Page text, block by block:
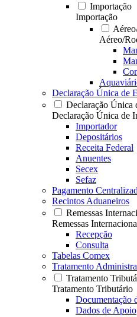
Importação
Importação
Aéreo/
Declaração Única de
Declaração Única
Declaração Única de
Importador
Depositários
Receita Federal
Anuentes
Secex
Sefaz
Pagamento
Recintos Aduaneiros
Remessas
Remessas
Recepção
Consulta
Tabelas Comex
Tratamento
Tratamento
Tratamento Tributário
Documentação
Dados de Apoio